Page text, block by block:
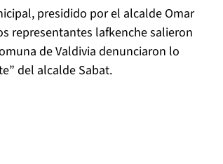
presidido por el alcalde Omar
representantes lafkenche salieron
de Valdivia denunciaron lo
del alcalde Sabat.